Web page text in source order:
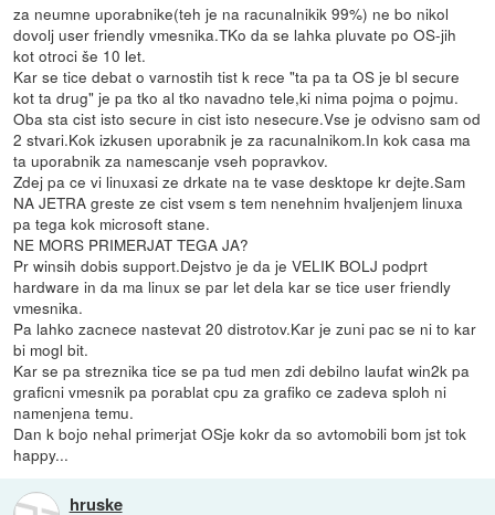
za neumne uporabnike(teh je na racunalnikik 99%) ne bo nikol
dovolj user friendly vmesnika.TKo da se lahka pluvate po OS-jih
kot otroci še 10 let.
Kar se tice debat o varnostih tist k rece "ta pa ta OS je bl secure
kot ta drug" je pa tko al tko navadno tele,ki nima pojma o pojmu.
Oba sta cist isto secure in cist isto nesecure.Vse je odvisno sam od
2 stvari.Kok izkusen uporabnik je za racunalnikom.In kok casa ma
ta uporabnik za namescanje vseh popravkov.
Zdej pa ce vi linuxasi ze drkate na te vase desktope kr dejte.Sam
NA JETRA greste ze cist vsem s tem nenehnim hvaljenjem linuxa
pa tega kok microsoft stane.
NE MORS PRIMERJAT TEGA JA?
Pr winsih dobis support.Dejstvo je da je VELIK BOLJ podprt
hardware in da ma linux se par let dela kar se tice user friendly
vmesnika.
Pa lahko zacnece nastevat 20 distrotov.Kar je zuni pac se ni to kar
bi mogl bit.
Kar se pa streznika tice se pa tud men zdi debilno laufat win2k pa
graficni vmesnik pa porablat cpu za grafiko ce zadeva sploh ni
namenjena temu.
Dan k bojo nehal primerjat OSje kokr da so avtomobili bom jst tok
happy...
hruske